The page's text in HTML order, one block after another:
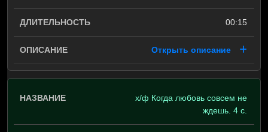
00:15
Открыть описание
х/ф Когда любовь совсем не
ждешь. 4 с.